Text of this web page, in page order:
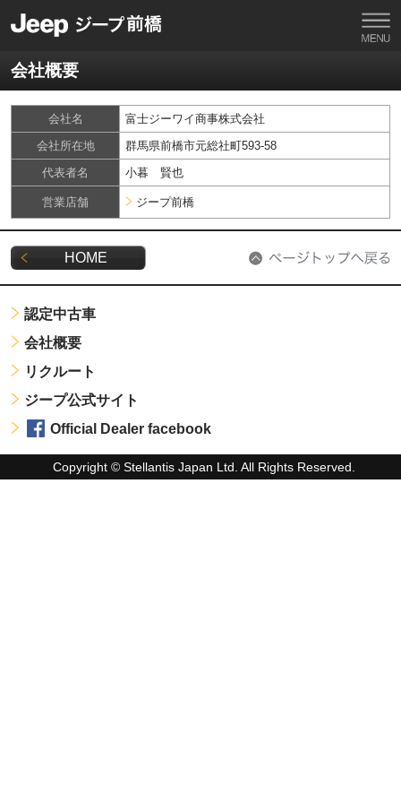
会社概要
会社名
富士ジーワイ商事株式会社
会社所在地
群馬県前橋市元総社町593-58
代表者名
小暮 賢也
営業店舗 ジープ前橋
HOME
認定中古車
会社概要
リクルート
ジープ公式サイト
Official Dealer facebook
Copyright © Stellantis Japan Ltd. All Rights Reserved.